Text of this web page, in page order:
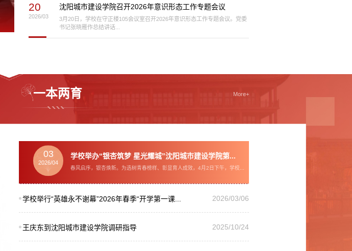
20
2026/03
沈阳城市建设学院召开2026年意识形态工作专题会议
3月20日，学校在守正楼105会议室召开2026年意识形态工作专题会议。党委
书记张晓雁作总结讲话...
一本两育 More+
03
2026/04
学校举办“银杏筑梦 星光耀城”沈阳城市建设学院第...
春风启序，银杏焕新。为选树青春榜样、彰显育人成效，4月2日下午，学校...
学校举行“英雄永不谢幕”2026年春季“开学第一课... 2026/03/06
王庆东到沈阳城市建设学院调研指导 2025/10/24